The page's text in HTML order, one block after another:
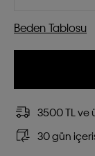
Beden Tablosu
3500 TL ve
30 gün